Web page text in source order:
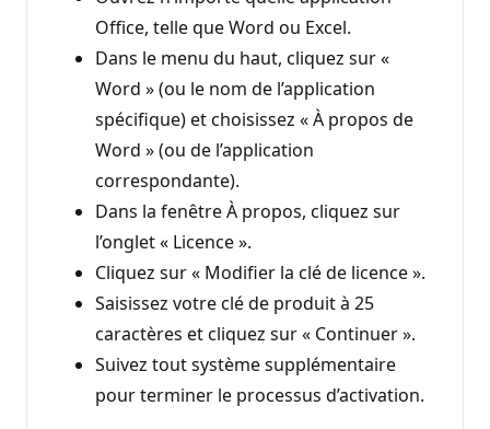
Office, telle que Word ou Excel.
Dans le menu du haut, cliquez sur «
Word » (ou le nom de l’application
spécifique) et choisissez « À propos de
Word » (ou de l’application
correspondante).
Dans la fenêtre À propos, cliquez sur
l’onglet « Licence ».
Cliquez sur « Modifier la clé de licence ».
Saisissez votre clé de produit à 25
caractères et cliquez sur « Continuer ».
Suivez tout système supplémentaire
pour terminer le processus d’activation.